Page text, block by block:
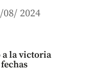
08/ 2024
la victoria